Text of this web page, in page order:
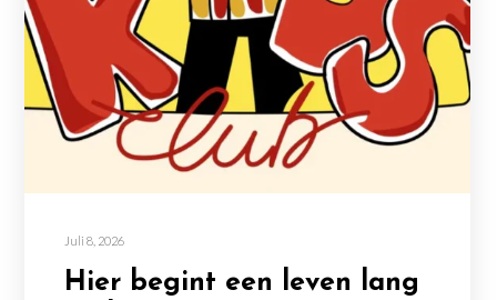
Juli 8, 2026
Hier begint een leven lang